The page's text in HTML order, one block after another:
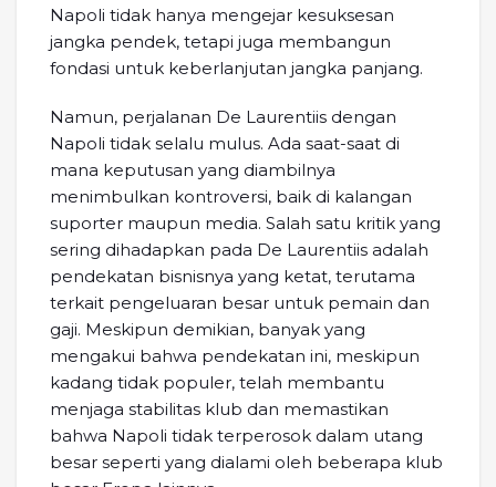
Napoli tidak hanya mengejar kesuksesan
jangka pendek, tetapi juga membangun
fondasi untuk keberlanjutan jangka panjang.
Namun, perjalanan De Laurentiis dengan
Napoli tidak selalu mulus. Ada saat-saat di
mana keputusan yang diambilnya
menimbulkan kontroversi, baik di kalangan
suporter maupun media. Salah satu kritik yang
sering dihadapkan pada De Laurentiis adalah
pendekatan bisnisnya yang ketat, terutama
terkait pengeluaran besar untuk pemain dan
gaji. Meskipun demikian, banyak yang
mengakui bahwa pendekatan ini, meskipun
kadang tidak populer, telah membantu
menjaga stabilitas klub dan memastikan
bahwa Napoli tidak terperosok dalam utang
besar seperti yang dialami oleh beberapa klub